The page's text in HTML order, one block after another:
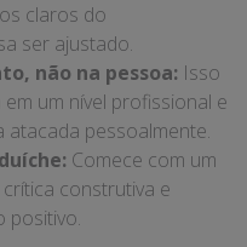
claros do
ser ajustado.
não na pessoa: Isso
um nível profissional e
atacada pessoalmente.
Comece com um
construtiva e
positivo.